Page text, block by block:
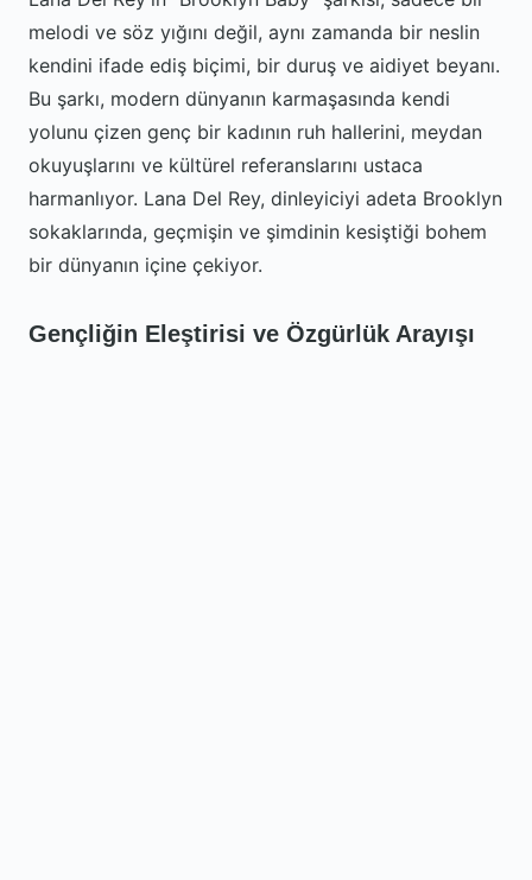
melodi ve söz yığını değil, aynı zamanda bir neslin
kendini ifade ediş biçimi, bir duruş ve aidiyet beyanı.
Bu şarkı, modern dünyanın karmaşasında kendi
yolunu çizen genç bir kadının ruh hallerini, meydan
okuyuşlarını ve kültürel referanslarını ustaca
harmanlıyor. Lana Del Rey, dinleyiciyi adeta Brooklyn
sokaklarında, geçmişin ve şimdinin kesiştiği bohem
bir dünyanın içine çekiyor.
Gençliğin Eleştirisi ve Özgürlük Arayışı